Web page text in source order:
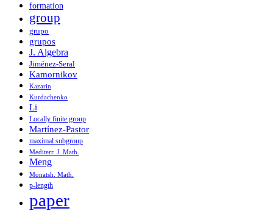
formation
group
grupo
grupos
J. Algebra
Jiménez-Seral
Kamornikov
Kazarin
Kurdachenko
Li
Locally finite group
Martínez-Pastor
maximal subgroup
Mediterr. J. Math.
Meng
Monatsh. Math.
p-length
paper